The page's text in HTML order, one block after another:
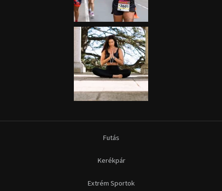
Futás
Kerékpár
Extrém Sportok